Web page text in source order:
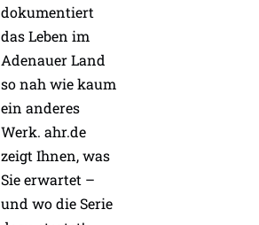
dokumentiert
das Leben im
Adenauer Land
so nah wie kaum
ein anderes
Werk. ahr.de
zeigt Ihnen, was
Sie erwartet –
und wo die Serie